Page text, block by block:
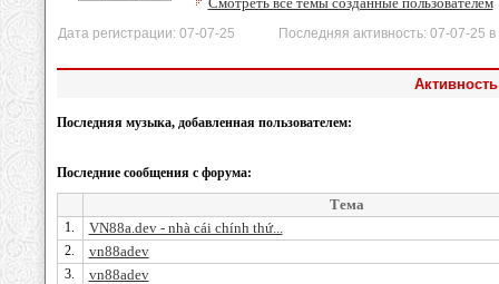
Дата регистрации: 07-07-25 Последняя активность: 07-07-25 в
Последняя музыка, добавленная пользователем:
Последние сообщения с форума:
Тема
1. VN88a.dev - nhà cái chính thứ...
2. vn88adev
3. vn88adev